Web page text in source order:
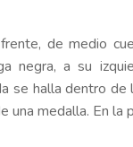
de medio
negra, a su
se halla dentro
una medalla. En